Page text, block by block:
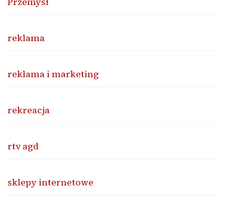
reklama
reklama i marketing
rekreacja
rtv agd
sklepy internetowe